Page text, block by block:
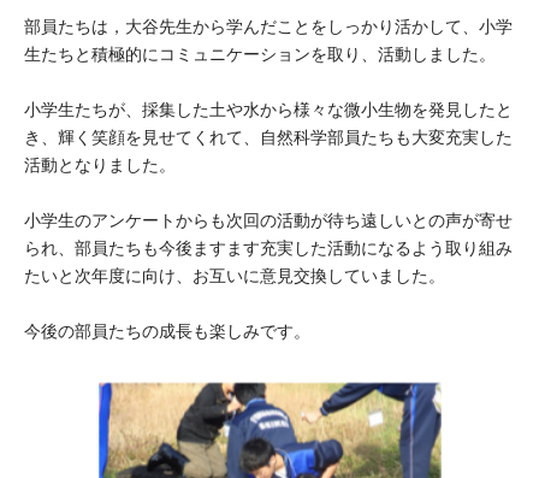
科学教育振興助成・
次世代理系人材育成プ
サイトマップ 中谷財団アーカイブ
部員たちは，大谷先生から学んだことをしっかり活かして、小学
生たちと積極的にコミュニケーションを取り、活動しました。
小学生たちが、採集した土や水から様々な微小生物を発見したと
き、輝く笑顔を見せてくれて、自然科学部員たちも大変充実した
活動となりました。
小学生のアンケートからも次回の活動が待ち遠しいとの声が寄せ
られ、部員たちも今後ますます充実した活動になるよう取り組み
たいと次年度に向け、お互いに意見交換していました。
今後の部員たちの成長も楽しみです。